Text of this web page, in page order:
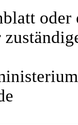
oder